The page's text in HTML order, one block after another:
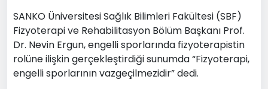
SANKO Üniversitesi Sağlık Bilimleri Fakültesi (SBF)
Fizyoterapi ve Rehabilitasyon Bölüm Başkanı Prof.
Dr. Nevin Ergun, engelli sporlarında fizyoterapistin
rolüne ilişkin gerçekleştirdiği sunumda “Fizyoterapi,
engelli sporlarının vazgeçilmezidir” dedi.